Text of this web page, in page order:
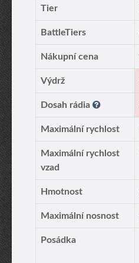
Tier
BattleTiers
Nákupní cena
Výdrž
Dosah rádia
Maximální rychlost
Maximální rychlost
vzad
Hmotnost
Maximální nosnost
Posádka